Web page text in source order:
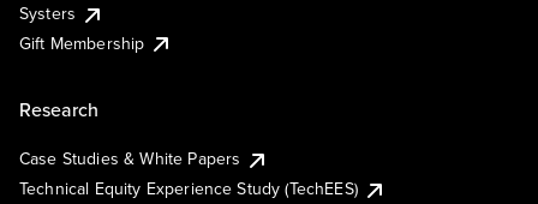
Systers
Gift Membership
Research
Case Studies & White Papers
Technical Equity Experience Study (TechEES)